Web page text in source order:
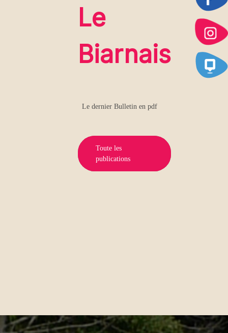
Le
Biarnais
Le dernier Bulletin en pdf
Toute les
publications